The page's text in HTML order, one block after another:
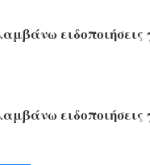
ειδοποιήσεις